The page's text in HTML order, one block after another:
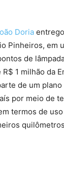
Doria
Pinheiros, em
de
1 milhão da
de um
por meio de
termos de